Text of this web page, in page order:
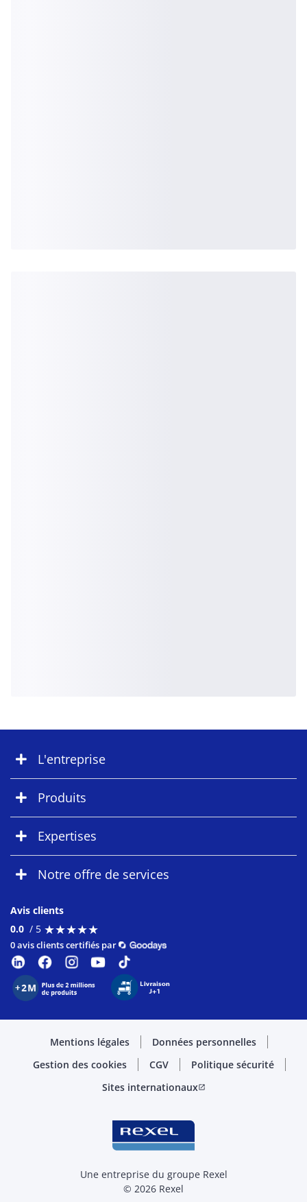
L'entreprise
Produits
Expertises
Notre offre de services
Avis clients
0.0 / 5 ★★★★★
★★★★★
0 avis clients certifiés par
Mentions légales
Données personnelles
Gestion des cookies
CGV
Politique sécurité
Sites internationauxopen_in_new
Une entreprise du groupe Rexel
© 2026 Rexel